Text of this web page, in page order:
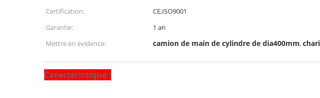
Certification:
CE,ISO9001
Garantie:
1 an
Mettre en évidence:
camion de main de cylindre de dia400mm,
Caractéristique :